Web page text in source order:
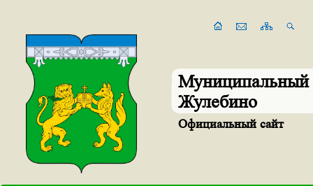
Муниципальный
Жулебино
Официальный сайт